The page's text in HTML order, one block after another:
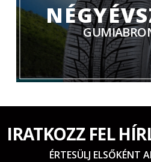
IRATKOZZ FEL
ÉRTESÜLJ ELSŐKÉNT